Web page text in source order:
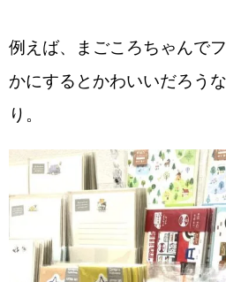
例えば、まごころちゃんで
かにするとかわいいだろう
り。